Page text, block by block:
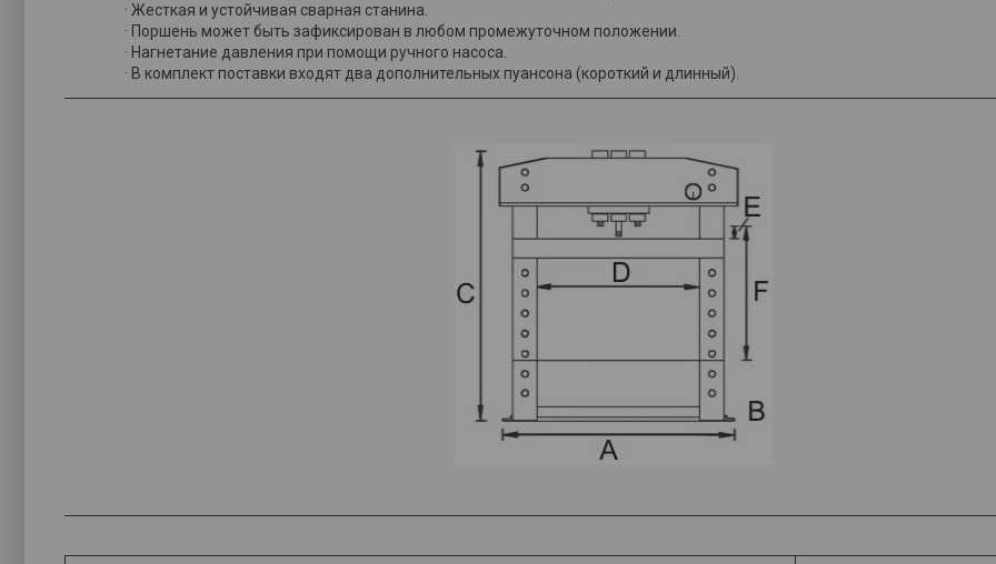
· Жесткая и устойчивая сварная станина.
· Поршень может быть зафиксирован в любом промежуточном положении.
· Нагнетание давления при помощи ручного насоса.
· В комплект поставки входят два дополнительных пуансона (короткий и длинный).